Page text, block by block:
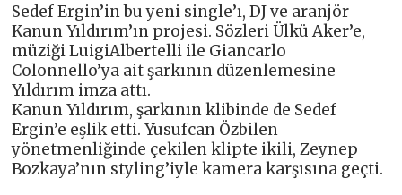
Sedef Ergin’in bu yeni single’ı, DJ ve aranjör
Kanun Yıldırım’ın projesi. Sözleri Ülkü Aker’e,
müziği LuigiAlbertelli ile Giancarlo
Colonnello’ya ait şarkının düzenlemesine
Yıldırım imza attı.
Kanun Yıldırım, şarkının klibinde de Sedef
Ergin’e eşlik etti. Yusufcan Özbilen
yönetmenliğinde çekilen klipte ikili, Zeynep
Bozkaya’nın styling’iyle kamera karşısına geçti.